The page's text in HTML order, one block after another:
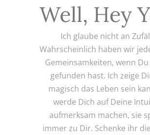
Well, Hey
Ich glaube nicht an
Wahrscheinlich haben wir
Gemeinsamkeiten, wenn
gefunden hast. Ich zeige
magisch das Leben sein
werde Dich auf Deine
aufmerksam machen, sie
immer zu Dir. Schenke ihr